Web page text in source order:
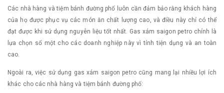
Các nhà hàng và tiệm bánh đường phố luôn cần đảm bảo rằng khách hàng
của họ được phục vụ các món ăn chất lượng cao, và điều này chỉ có thể
đạt được khi sử dụng nguyên liệu tốt nhất. Gas xám saigon petro chính là
lựa chọn số một cho các doanh nghiệp này vì tính tiện dụng và an toàn
cao.
Ngoài ra, việc sử dụng gas xám saigon petro cũng mang lại nhiều lợi ích
khác cho các nhà hàng và tiệm bánh đường phố: